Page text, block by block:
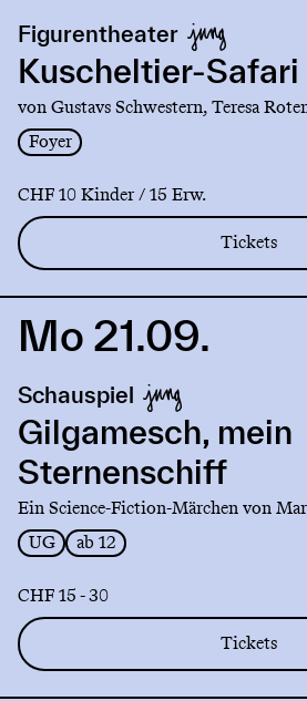
Kuscheltier-
Safari
Figurentheater
Kuscheltier-Safari
von Gustavs Schwestern, Teresa
Foyer
CHF 10 Kinder / 15 Erw.
Tickets
Link
Gilgamesch,
mein
Sternenschiff
Mo 21.09.
Schauspiel
Gilgamesch, mein
Sternenschiff
Ein Science-Fiction-Märchen von
UG
ab 12
CHF 15 - 30
Tickets